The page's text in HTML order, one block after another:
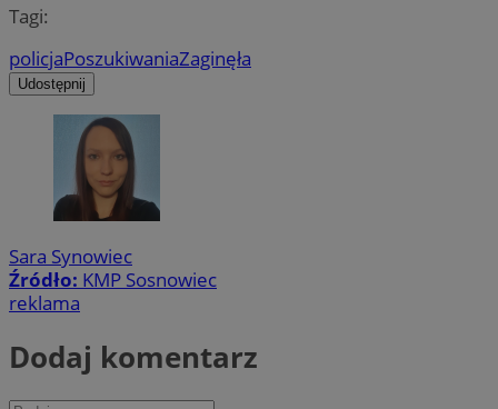
Tagi:
policjaPoszukiwaniaZaginęła
Udostępnij
Sara Synowiec
Źródło: KMP Sosnowiec
reklama
Dodaj komentarz